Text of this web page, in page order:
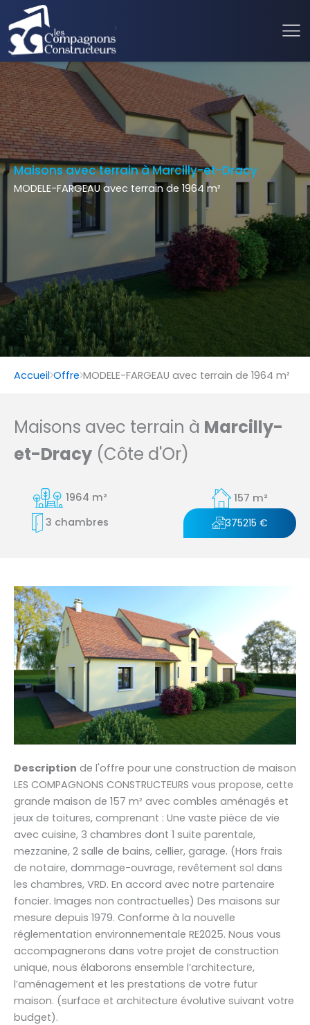
Maisons avec terrain à Marcilly-et-Dracy
MODELE-FARGEAU avec terrain de 1964 m²
Accueil Offre MODELE-FARGEAU avec terrain de 1964 m²
Maisons avec terrain à Marcilly-
et-Dracy (Côte d'Or)
1964 m²
157 m²
3 chambres
375215 €
Description de l'offre pour une construction de maison
LES COMPAGNONS CONSTRUCTEURS vous propose, cette
grande maison de 157 m² avec combles aménagés et
jeux de toitures, comprenant : Une vaste pièce de vie
avec cuisine, 3 chambres dont 1 suite parentale,
mezzanine, 2 salle de bains, cellier, garage. (Hors frais
de notaire, dommage-ouvrage, revêtement sol dans
les chambres, VRD. En accord avec notre partenaire
foncier. Images non contractuelles) Des maisons sur
mesure depuis 1979. Conforme à la nouvelle
réglementation environnementale RE2025. Nous vous
accompagnerons dans votre projet de construction
unique, nous élaborons ensemble l’architecture,
l’aménagement et les prestations de votre futur
maison. (surface et architecture évolutive suivant votre
budget).